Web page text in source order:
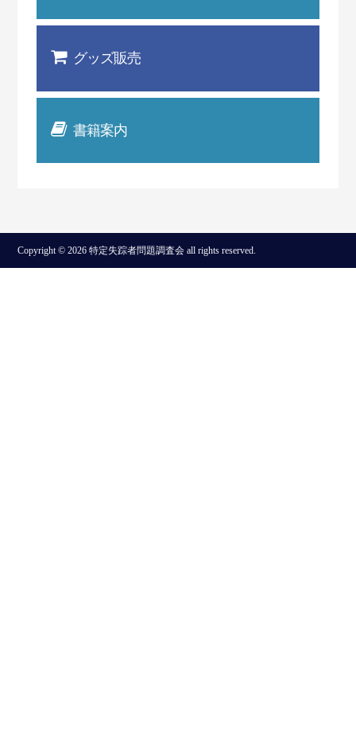
グッズ販売
書籍案内
Copyright © 2026 特定失踪者問題調査会 all rights reserved.